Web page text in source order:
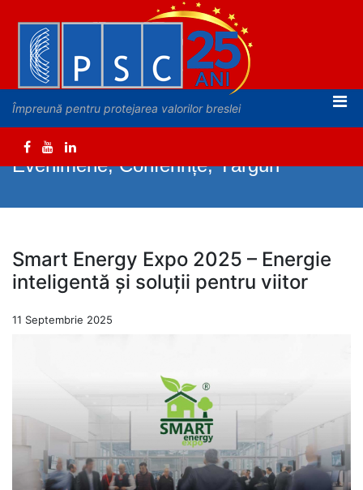
Împreună pentru protejarea valorilor breslei
Evenimene, Conferințe, Târguri
Smart Energy Expo 2025 – Energie
inteligentă și soluții pentru viitor
11 Septembrie 2025